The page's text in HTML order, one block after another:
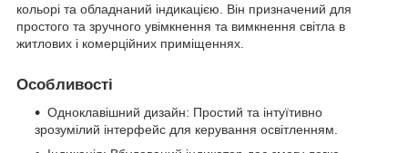
кольорі та обладнаний індикацією. Він призначений для
простого та зручного увімкнення та вимкнення світла в
житлових і комерційних приміщеннях.
Особливості
Одноклавішний дизайн: Простий та інтуїтивно
зрозумілий інтерфейс для керування освітленням.